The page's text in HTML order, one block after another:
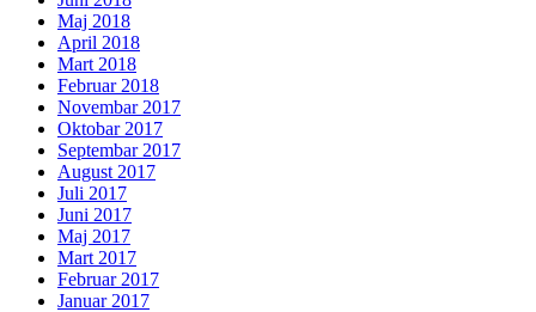
Maj 2018
April 2018
Mart 2018
Februar 2018
Novembar 2017
Oktobar 2017
Septembar 2017
August 2017
Juli 2017
Juni 2017
Maj 2017
Mart 2017
Februar 2017
Januar 2017